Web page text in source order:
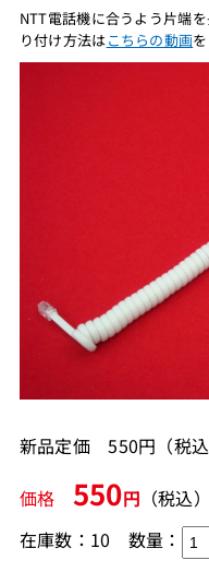
NTT電話機に合うよう片端
り付け方法はこちらの動画
新品定価 550円（税
価格 550円 （税込）
在庫数：10 数量：